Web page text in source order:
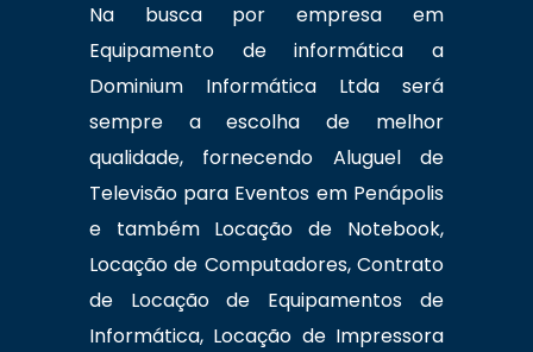
Na busca por empresa em
Equipamento de informática a
Dominium Informática Ltda será
sempre a escolha de melhor
qualidade, fornecendo Aluguel de
Televisão para Eventos em Penápolis
e também Locação de Notebook,
Locação de Computadores, Contrato
de Locação de Equipamentos de
Informática, Locação de Impressora